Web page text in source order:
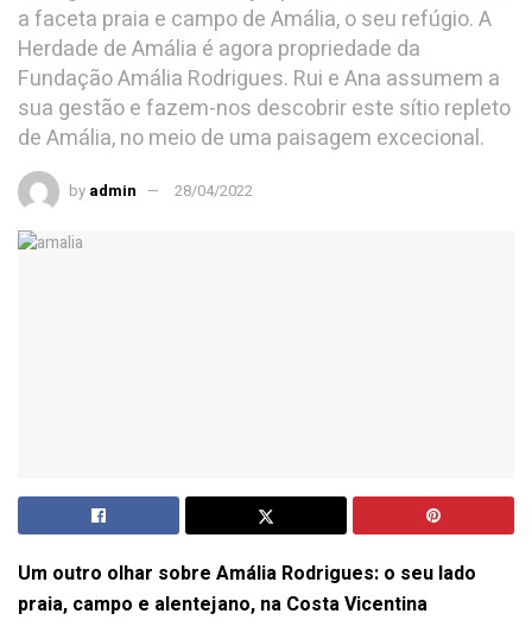
a faceta praia e campo de Amália, o seu refúgio. A
Herdade de Amália é agora propriedade da
Fundação Amália Rodrigues. Rui e Ana assumem a
sua gestão e fazem-nos descobrir este sítio repleto
de Amália, no meio de uma paisagem excecional.
by admin 28/04/2022
Um outro olhar sobre Amália Rodrigues: o seu lado
praia, campo e alentejano, na Costa Vicentina